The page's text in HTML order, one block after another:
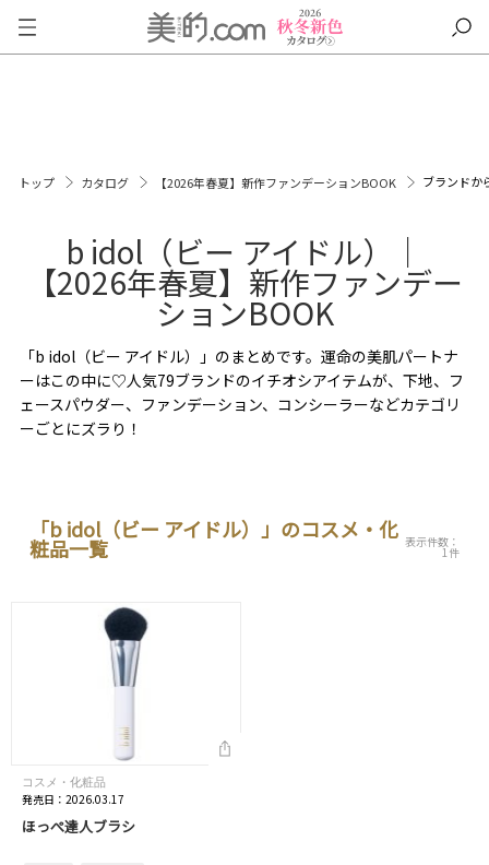
トップ カタログ 【2026年春夏】新作ファンデーションBOOK ブランドか
b idol（ビー アイドル）｜
【2026年春夏】新作ファンデー
ションBOOK
「b idol（ビー アイドル）」のまとめです。運命の美肌パートナ
ーはこの中に♡人気79ブランドのイチオシアイテムが、下地、フ
ェースパウダー、ファンデーション、コンシーラーなどカテゴリ
ーごとにズラり！
「b idol（ビー アイドル）」のコスメ・化
粧品一覧 表示件数：
1件
コスメ・化粧品
発売日：2026.03.17
ほっぺ達人ブラシ